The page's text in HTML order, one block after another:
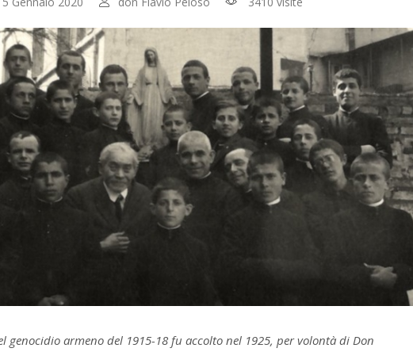
genocidio armeno del 1915-18 fu accolto nel 1925, per volontà di Don